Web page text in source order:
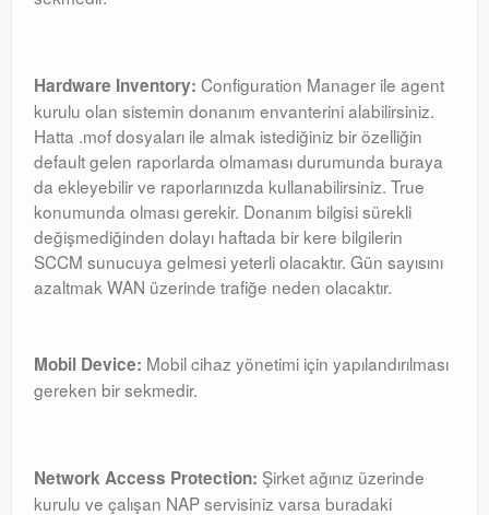
Hardware Inventory: Configuration Manager ile agent
kurulu olan sistemin donanım envanterini alabilirsiniz.
Hatta .mof dosyaları ile almak istediğiniz bir özelliğin
default gelen raporlarda olmaması durumunda buraya
da ekleyebilir ve raporlarınızda kullanabilirsiniz. True
konumunda olması gerekir. Donanım bilgisi sürekli
değişmediğinden dolayı haftada bir kere bilgilerin
SCCM sunucuya gelmesi yeterli olacaktır. Gün sayısını
azaltmak WAN üzerinde trafiğe neden olacaktır.
Mobil Device: Mobil cihaz yönetimi için yapılandırılması
gereken bir sekmedir.
Network Access Protection: Şirket ağınız üzerinde
kurulu ve çalışan NAP servisiniz varsa buradaki